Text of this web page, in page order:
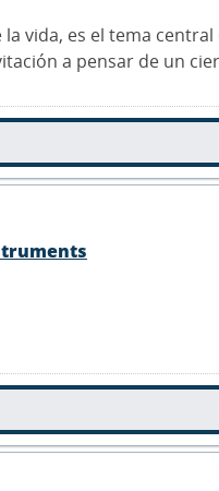
vida, es el tema
a pensar de un